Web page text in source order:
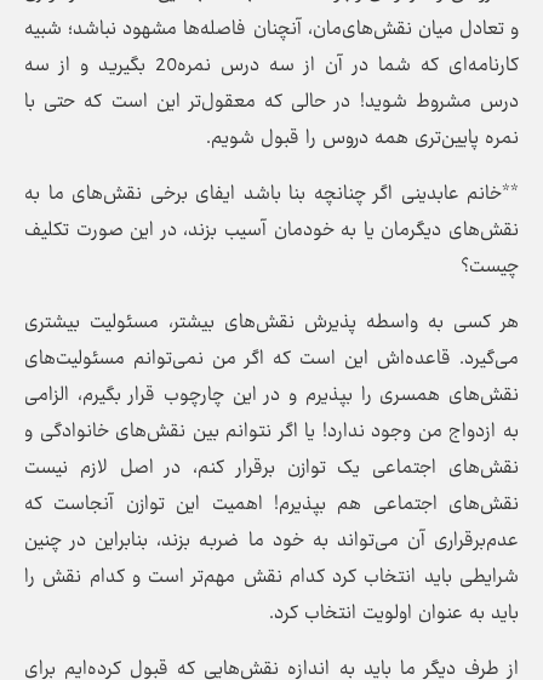
و تعادل میان نقش‌های‌مان، آنچنان فاصله‌ها مشهود نباشد؛ شبیه
کارنامه‌ای که شما در آن از سه درس نمره20 بگیرید و از سه
درس مشروط شوید! در حالی که معقول‌تر این است که حتی با
نمره پایین‌تری همه دروس را قبول شویم.
**خانم عابدینی اگر چنانچه بنا باشد ایفای برخی نقش‌های ما به
نقش‌های دیگرمان یا به خودمان آسیب بزند، در این صورت تکلیف
چیست؟
هر کسی به واسطه پذیرش نقش‌های بیشتر، مسئولیت بیشتری
می‌گیرد. قاعده‌اش این است که اگر من نمی‌توانم مسئولیت‌های
نقش‌های همسری را بپذیرم و در این چارچوب قرار بگیرم، الزامی
به ازدواج من وجود ندارد! یا اگر نتوانم بین نقش‌های خانوادگی و
نقش‌های اجتماعی یک توازن برقرار کنم، در اصل لازم نیست
نقش‌های اجتماعی هم بپذیرم! اهمیت این توازن آنجاست که
عدم‌برقراری آن می‌تواند به خود ما ضربه بزند، بنابراین در چنین
شرایطی باید انتخاب کرد کدام نقش مهم‌تر است و کدام نقش را
باید به عنوان اولویت انتخاب کرد.
از طرف دیگر ما باید به اندازه نقش‌هایی که قبول کرده‌ایم برای